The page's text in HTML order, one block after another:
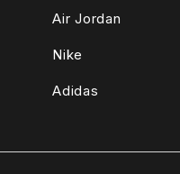
Air Jordan
Nike
Adidas